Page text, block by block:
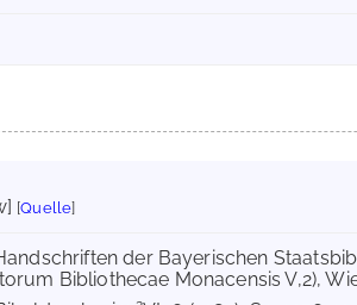
[Quelle]
der Bayerischen
Bibliothecae Monacensis V,2),